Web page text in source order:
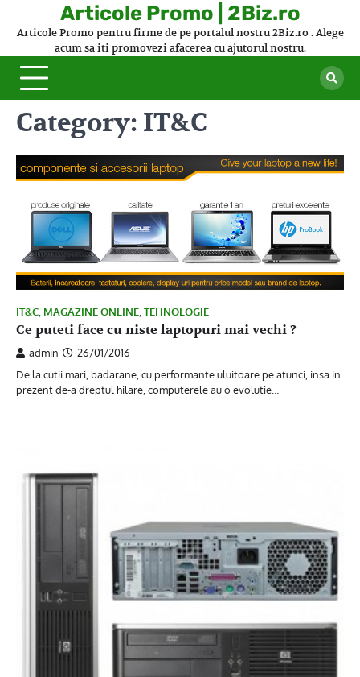
Articole Promo | 2Biz.ro
Articole Promo pentru firme de pe portalul nostru 2Biz.ro . Alege
acum sa iti promovezi afacerea cu ajutorul nostru.
Category: IT&C
IT&C MAGAZINE ONLINE TEHNOLOGIE
Ce puteti face cu niste laptopuri mai vechi ?
admin
26/01/2016
De la cutii mari, badarane, cu performante uluitoare pe atunci, insa in
prezent de-a dreptul hilare, computerele au o evolutie…